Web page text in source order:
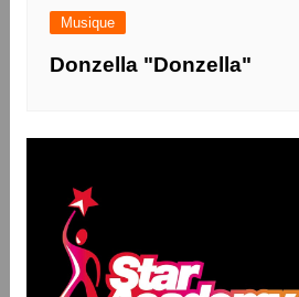
Musique
Donzella "Donzella"